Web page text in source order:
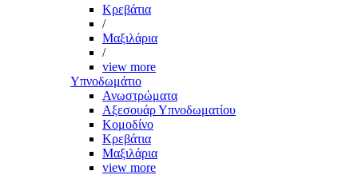
Κρεβάτια
/
Μαξιλάρια
/
view more
Υπνοδωμάτιο
Ανωστρώματα
Αξεσουάρ Υπνοδωματίου
Κομοδίνο
Κρεβάτια
Μαξιλάρια
view more